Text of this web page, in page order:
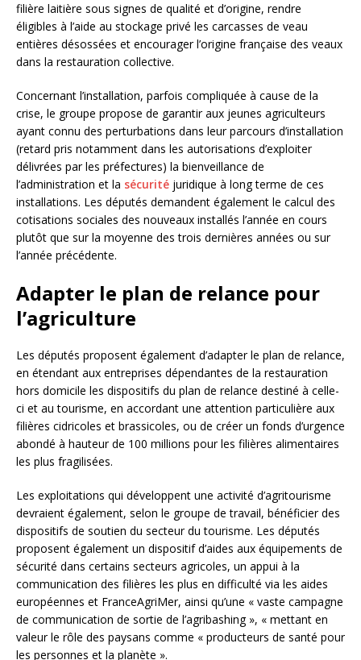
filière laitière sous signes de qualité et d’origine, rendre
éligibles à l’aide au stockage privé les carcasses de veau
entières désossées et encourager l’origine française des veaux
dans la restauration collective.
Concernant l’installation, parfois compliquée à cause de la
crise, le groupe propose de garantir aux jeunes agriculteurs
ayant connu des perturbations dans leur parcours d’installation
(retard pris notamment dans les autorisations d’exploiter
délivrées par les préfectures) la bienveillance de
l’administration et la sécurité juridique à long terme de ces
installations. Les députés demandent également le calcul des
cotisations sociales des nouveaux installés l’année en cours
plutôt que sur la moyenne des trois dernières années ou sur
l’année précédente.
Adapter le plan de relance pour
l’agriculture
Les députés proposent également d’adapter le plan de relance,
en étendant aux entreprises dépendantes de la restauration
hors domicile les dispositifs du plan de relance destiné à celle-
ci et au tourisme, en accordant une attention particulière aux
filières cidricoles et brassicoles, ou de créer un fonds d’urgence
abondé à hauteur de 100 millions pour les filières alimentaires
les plus fragilisées.
Les exploitations qui développent une activité d’agritourisme
devraient également, selon le groupe de travail, bénéficier des
dispositifs de soutien du secteur du tourisme. Les députés
proposent également un dispositif d’aides aux équipements de
sécurité dans certains secteurs agricoles, un appui à la
communication des filières les plus en difficulté via les aides
européennes et FranceAgriMer, ainsi qu’une « vaste campagne
de communication de sortie de l’agribashing », « mettant en
valeur le rôle des paysans comme « producteurs de santé pour
les personnes et la planète ».